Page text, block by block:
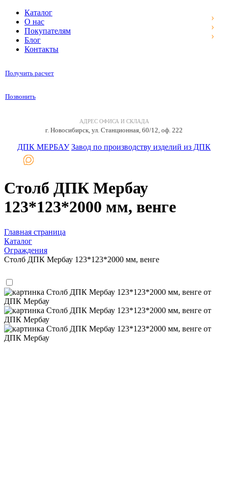
Каталог
О нас
Покупателям
Блог
Контакты
Получить расчет
Позвонить
АДРЕС ОФИСА И СКЛАДА
г. Новосибирск, ул. Станционная, 60/12, оф. 222
ДПК МЕРБАУ Завод по производству изделий из ДПК
Столб ДПК Мербау
123*123*2000 мм, венге
Главная страница
Каталог
Ограждения
Столб ДПК Мербау 123*123*2000 мм, венге